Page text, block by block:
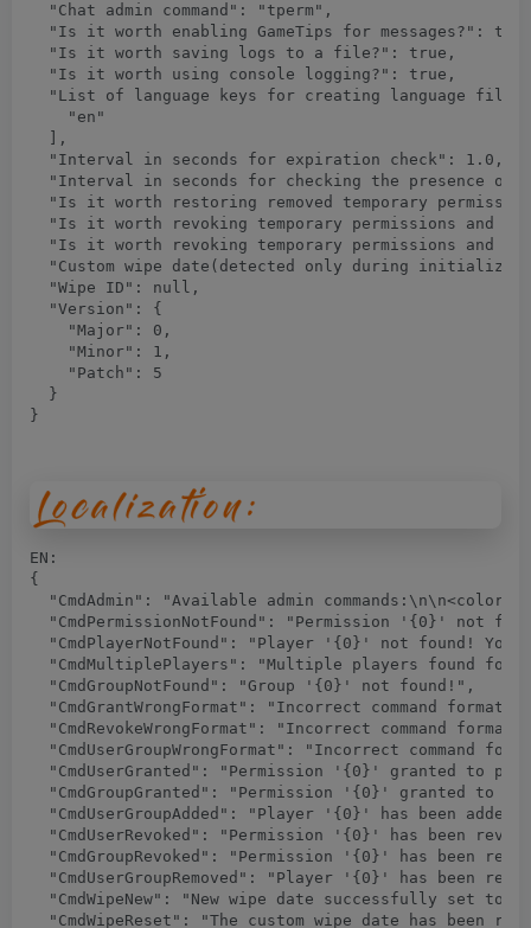
  "Chat admin command": "tperm",
"Is it worth enabling GameTips for messages?":
  "Is it worth saving logs to a file?": true,
  "Is it worth using console logging?": true,
"List of language keys for creating language
    "en"
  ],
  "Interval in seconds for expiration check": 1.0,
"Interval in seconds for checking the presence of
"Is it worth restoring removed temporary
"Is it worth revoking temporary permissions and
"Is it worth revoking temporary permissions and
"Custom wipe date(detected only during
  "Wipe ID": null,
  "Version": {
    "Major": 0,
    "Minor": 1,
    "Patch": 5
  }
}
EN:
{
  "CmdAdmin": "Available admin commands:\n\n
<color
"CmdPermissionNotFound": "Permission '{0}' not
"CmdPlayerNotFound": "Player '{0}' not found! You
"CmdMultiplePlayers": "Multiple players found for
  "CmdGroupNotFound": "Group '{0}' not found!",
"CmdGrantWrongFormat": "Incorrect command format!
"CmdRevokeWrongFormat": "Incorrect command
"CmdUserGroupWrongFormat": "Incorrect command
"CmdUserGranted": "Permission '{0}' granted to
"CmdGroupGranted": "Permission '{0}' granted to
"CmdUserGroupAdded": "Player '{0}' has been added
"CmdUserRevoked": "Permission '{0}' has been
"CmdGroupRevoked": "Permission '{0}' has been
"CmdUserGroupRemoved": "Player '{0}' has been
"CmdWipeNew": "New wipe date successfully set to
"CmdWipeReset": "The custom wipe date has been